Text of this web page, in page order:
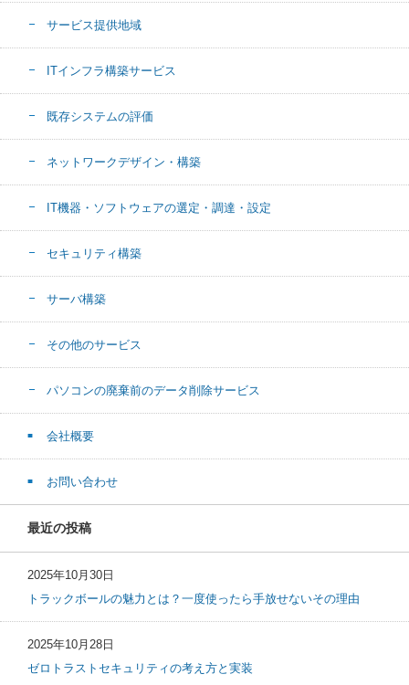
サービス提供地域
ITインフラ構築サービス
既存システムの評価
ネットワークデザイン・構築
IT機器・ソフトウェアの選定・調達・設定
セキュリティ構築
サーバ構築
その他のサービス
パソコンの廃棄前のデータ削除サービス
会社概要
お問い合わせ
最近の投稿
2025年10月30日
トラックボールの魅力とは？一度使ったら手放せないその理由
2025年10月28日
ゼロトラストセキュリティの考え方と実装